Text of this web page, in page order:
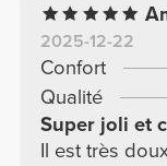
2025-12-22
Confort
Qualité
Super joli et
Il est très